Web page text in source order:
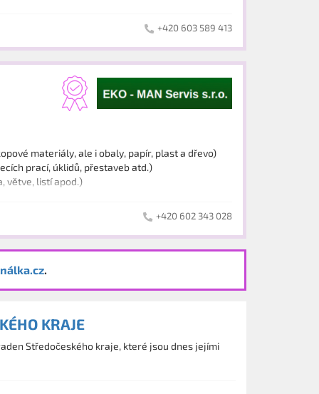
+420 603 589 413
materiály, ale i obaly, papír, plast a dřevo)
prací, úklidů, přestaveb atd.)
větve, listí apod.)
+420 602 343 028
.
KRAJE
Středočeského kraje, které jsou dnes jejími